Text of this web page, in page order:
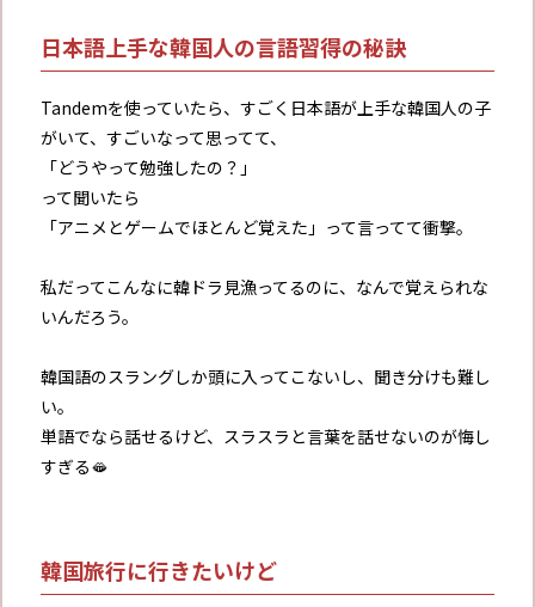
日本語上手な韓国人の言語習得の秘訣
Tandemを使っていたら、すごく日本語が上手な韓国人の子
がいて、すごいなって思ってて、
「どうやって勉強したの？」
って聞いたら
「アニメとゲームでほとんど覚えた」って言ってて衝撃。
私だってこんなに韓ドラ見漁ってるのに、なんで覚えられな
いんだろう。
韓国語のスラングしか頭に入ってこないし、聞き分けも難し
い。
単語でなら話せるけど、スラスラと言葉を話せないのが悔し
すぎる🫦
韓国旅行に行きたいけど